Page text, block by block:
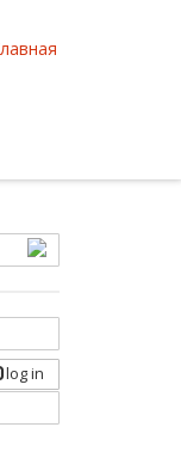
log in